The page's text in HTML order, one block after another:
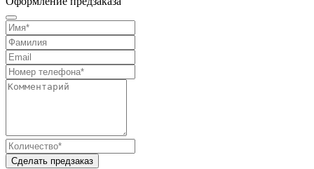
Сделать предзаказ